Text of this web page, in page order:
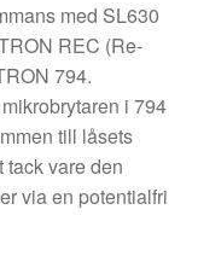
med SL630
REC (Re-
794.
i 794
till låsets
tack vare den
via en potentialfri